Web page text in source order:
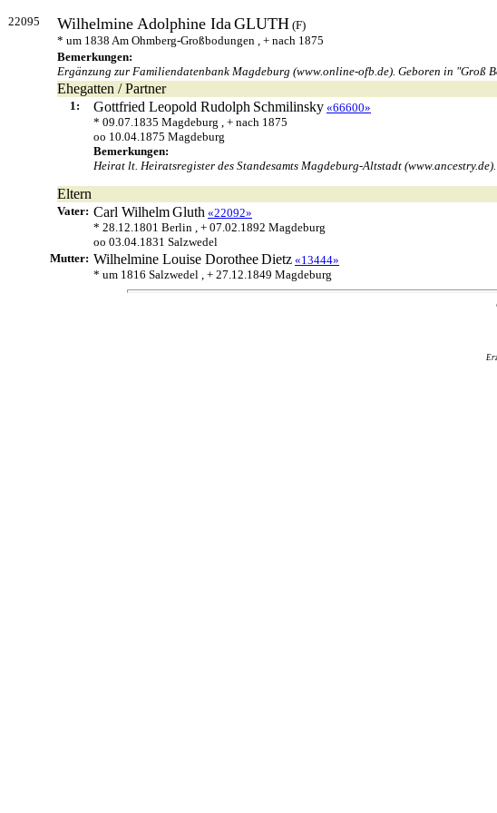
22095 Wilhelmine Adolphine IdaGLUTH (F)
* um 1838 Am Ohmberg-Großbodungen , + nach 1875
Bemerkungen:
Ergänzung zur Familiendatenbank Magdeburg (www.online-ofb.de). Geboren in "Groß
Ehegatten / Partner
1: Gottfried Leopold Rudolph Schmilinsky «66600»
* 09.07.1835 Magdeburg , + nach 1875
oo 10.04.1875 Magdeburg
Bemerkungen:
Heirat lt. Heiratsregister des Standesamts Magdeburg-Altstadt (www.ancestry.de).
Eltern
Vater: Carl WilhelmGluth «22092»
* 28.12.1801 Berlin , + 07.02.1892 Magdeburg
oo 03.04.1831 Salzwedel
Mutter: Wilhelmine Louise DorotheeDietz «13444»
* um 1816 Salzwedel , + 27.12.1849 Magdeburg